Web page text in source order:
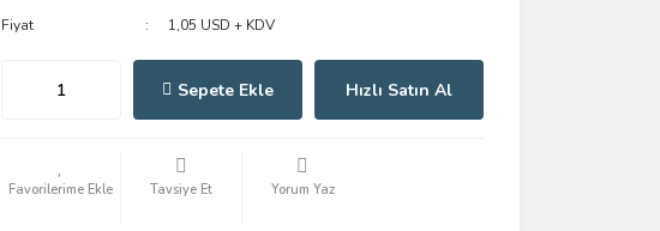
Fiyat
1,05 USD + KDV
Sepete Ekle Hızlı Satın Al
Tavsiye Et Yorum Yaz